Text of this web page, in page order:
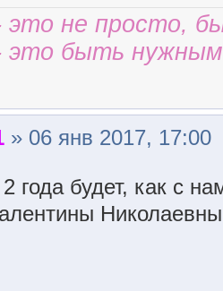
это не просто,
это быть
» 06 янв 2017, 17:00
года будет, как с